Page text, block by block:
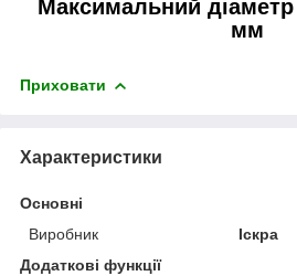
Максимальний
мм
Приховати
Характеристики
Основні
Виробник
Іскра
Додаткові функції